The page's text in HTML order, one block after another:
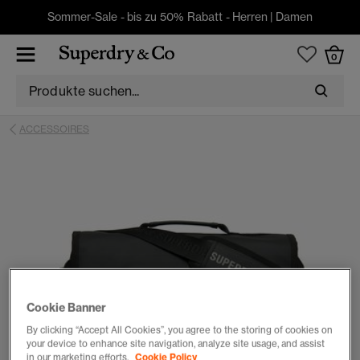
Sommer-Sale - bis zu 50% Rabatt - Herren | Damen
0
ACCESSOIRES
Cookie Banner
By clicking “Accept All Cookies”, you agree to the storing of cookies on
your device to enhance site navigation, analyze site usage, and assist
in our marketing efforts. Cookie Policy